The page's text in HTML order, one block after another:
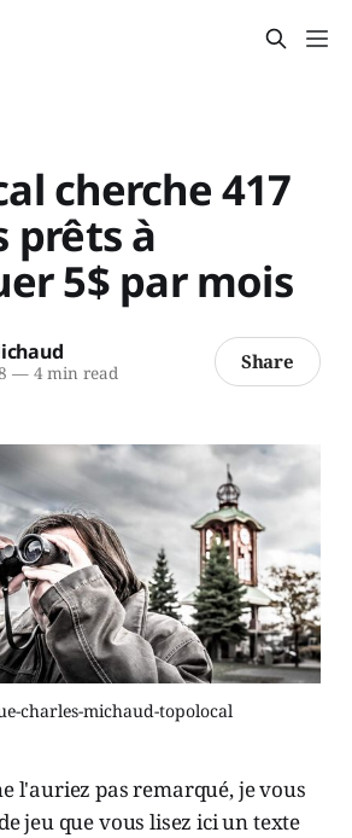
cherche 417
prêts à
5$ par mois
—4 min read Share
charles-michaud-topolocal
l'auriez pas remarqué, je vous
jeu que vous lisez ici un texte